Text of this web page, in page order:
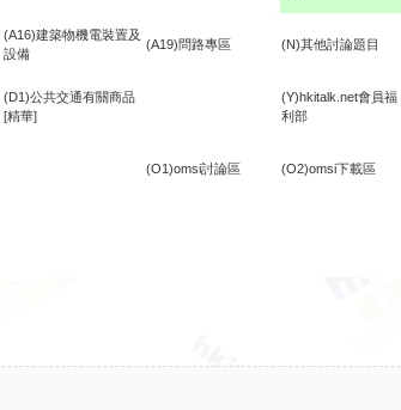
(A16)建築物機電裝置及
設備
(A19)問路專區 (N)其他討論題目
(D1)公共交通有關商品
[精華]
(Y)hkitalk.net會員福
利部
(O1)omsi討論區 (O2)omsi下載區